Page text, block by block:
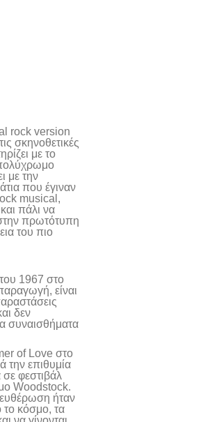
rock version
σκηνοθετικές
με το
με την
που έγιναν
musical,
πάλι να
πρωτότυπη
του πιο
1967 στο
είναι
δεν
συναισθήματα
of Love στο
επιθυμία
φεστιβάλ
Woodstock.
ήταν
το κόσμο, τα